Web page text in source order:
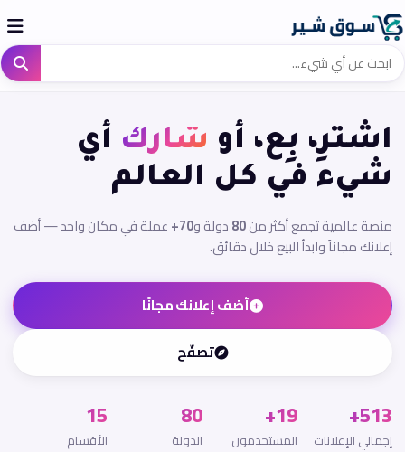
اشترِ، بِع، أو شارك أي
شيء في كل العالم
منصة عالمية تجمع أكثر من80دولة و70+ عملة في مكان واحد — أضف
إعلانك مجاناً وابدأ البيع خلال دقائق.
أضف إعلانك مجانًا
تصفّح
513+
إجمالي الإعلانات
19+
المستخدمون
80
الدولة
15
الأقسام